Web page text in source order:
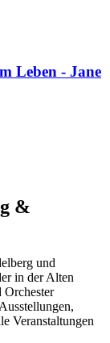
Leben - Jane
&
und
in der Alten
Orchester
Veranstaltungen